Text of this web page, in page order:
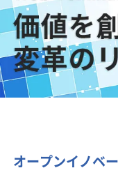
オープンイノベ